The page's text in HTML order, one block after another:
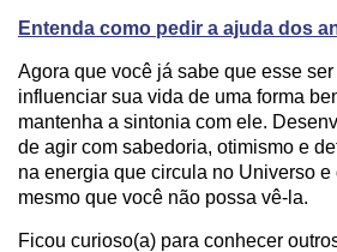
Entenda como pedir a ajuda dos
Agora que você já sabe que esse
influenciar sua vida de uma forma
mantenha a sintonia com ele.
de agir com sabedoria, otimismo e
na energia que circula no Universo e
mesmo que você não possa vê-la.
Ficou curioso(a) para conhecer